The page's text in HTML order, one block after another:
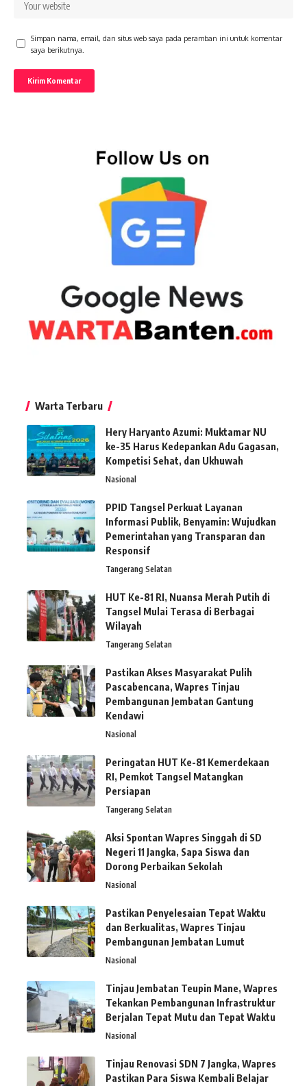
Simpan nama, email, dan situs web saya pada peramban ini untuk komentar
saya berikutnya.
Warta Terbaru
Hery Haryanto Azumi: Muktamar NU
ke-35 Harus Kedepankan Adu Gagasan,
Kompetisi Sehat, dan Ukhuwah
Nasional
PPID Tangsel Perkuat Layanan
Informasi Publik, Benyamin: Wujudkan
Pemerintahan yang Transparan dan
Responsif
Tangerang Selatan
HUT Ke-81 RI, Nuansa Merah Putih di
Tangsel Mulai Terasa di Berbagai
Wilayah
Tangerang Selatan
Pastikan Akses Masyarakat Pulih
Pascabencana, Wapres Tinjau
Pembangunan Jembatan Gantung
Kendawi
Nasional
Peringatan HUT Ke-81 Kemerdekaan
RI, Pemkot Tangsel Matangkan
Persiapan
Tangerang Selatan
Aksi Spontan Wapres Singgah di SD
Negeri 11 Jangka, Sapa Siswa dan
Dorong Perbaikan Sekolah
Nasional
Pastikan Penyelesaian Tepat Waktu
dan Berkualitas, Wapres Tinjau
Pembangunan Jembatan Lumut
Nasional
Tinjau Jembatan Teupin Mane, Wapres
Tekankan Pembangunan Infrastruktur
Berjalan Tepat Mutu dan Tepat Waktu
Nasional
Tinjau Renovasi SDN 7 Jangka, Wapres
Pastikan Para Siswa Kembali Belajar